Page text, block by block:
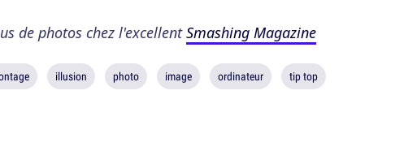
de photos chez l'excellentSmashing Magazine
illusion photo image ordinateur tip top